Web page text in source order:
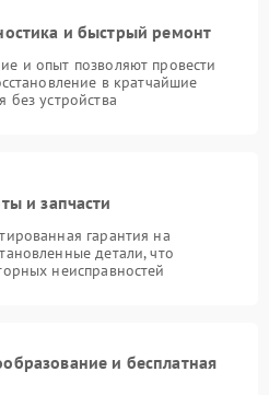
и быстрый ремонт
и опыт позволяют провести
в кратчайшие
устройства
и запчасти
гарантия на
детали, что
неисправностей
и бесплатная